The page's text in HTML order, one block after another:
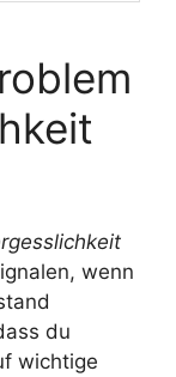
wenn
du
wichtige